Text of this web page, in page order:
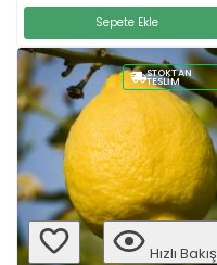
Sepete Ekle
STOKTAN
TESLIM
Hızlı Bakış